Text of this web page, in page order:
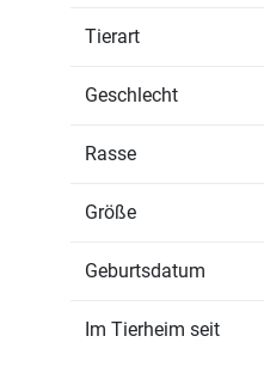
Tierart
Geschlecht
Rasse
Größe
Geburtsdatum
Im Tierheim seit